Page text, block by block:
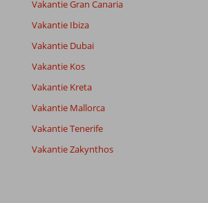
Vakantie Gran Canaria
Vakantie Ibiza
Vakantie Dubai
Vakantie Kos
Vakantie Kreta
Vakantie Mallorca
Vakantie Tenerife
Vakantie Zakynthos